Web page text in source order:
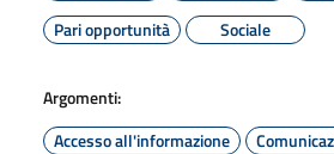
Pari opportunità
Sociale
Argomenti:
Accesso all'informazione